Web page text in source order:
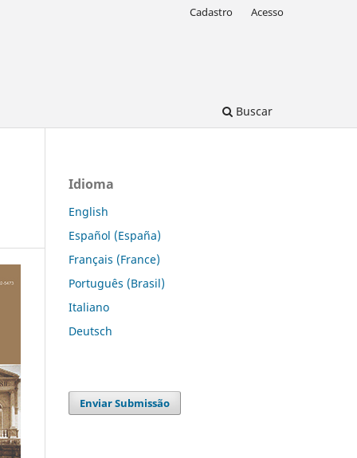
Buscar
Cadastro Acesso
Idioma
English
Español (España)
Français (France)
Português (Brasil)
Italiano
Deutsch
Enviar Submissão